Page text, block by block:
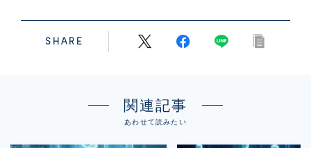
SHARE
関連記事
あわせて読みたい